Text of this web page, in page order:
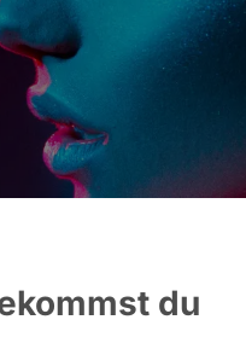
du